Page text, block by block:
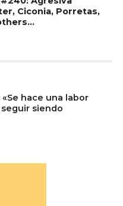
Ciconia, Porretas,
hace una labor
siendo